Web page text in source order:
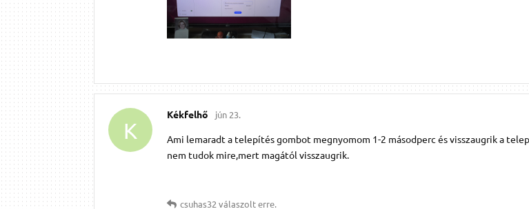
K
Kékfelhő jún 23.
Ami lemaradt a telepítés gombot megnyomom 1-2 másodperc és visszaugrik a
nem tudok mire,mert magától visszaugrik.
csuhas32 válaszolt erre.